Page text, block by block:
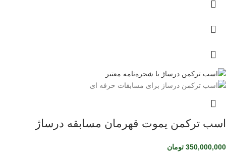
اسب ترکمن یموت قهرمان مسابقه درساژ
350,000,000 تومان